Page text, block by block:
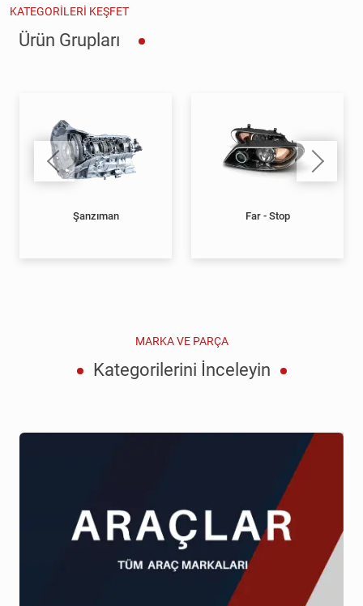
KATEGORILERI KEŞFET
Ürün Grupları
Şanzıman Far - Stop
MARKA VE PARÇA
Kategorilerini İnceleyin